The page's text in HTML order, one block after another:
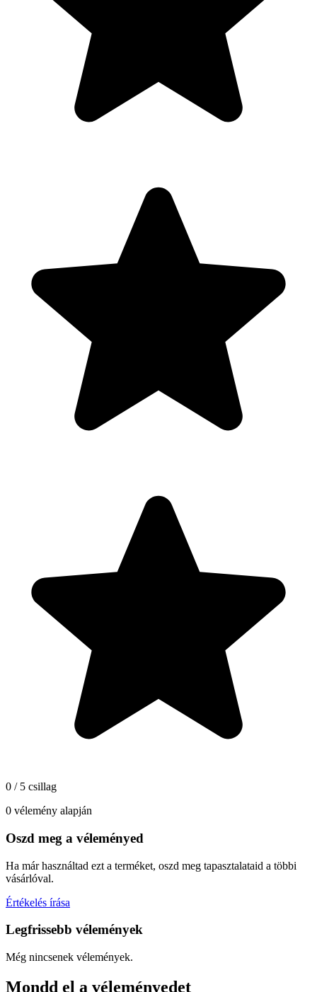
0 / 5 csillag
0 vélemény alapján
Oszd meg a véleményed
Ha már használtad ezt a terméket, oszd meg tapasztalataid a többi
vásárlóval.
Értékelés írása
Legfrissebb vélemények
Még nincsenek vélemények.
Mondd el a véleményedet